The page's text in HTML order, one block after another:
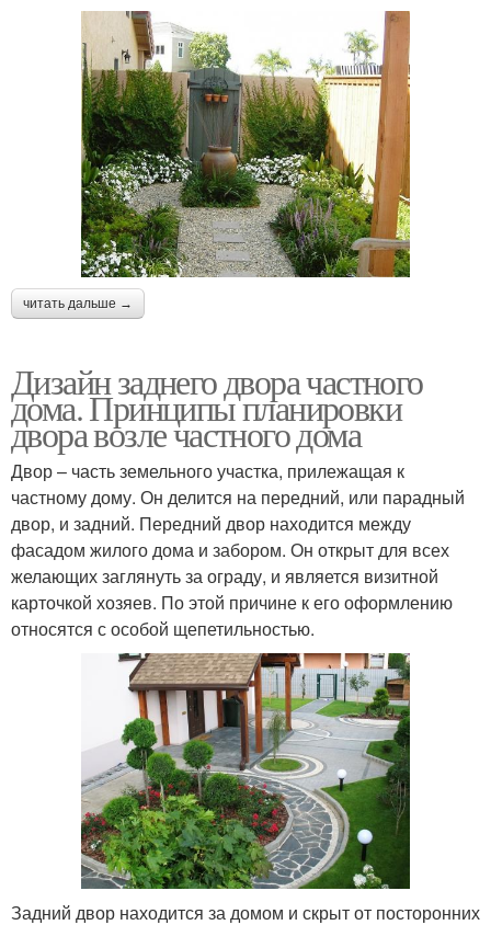
читать дальше →
Дизайн заднего двора частного
дома. Принципы планировки
двора возле частного дома
Двор – часть земельного участка, прилежащая к
частному дому. Он делится на передний, или парадный
двор, и задний. Передний двор находится между
фасадом жилого дома и забором. Он открыт для всех
желающих заглянуть за ограду, и является визитной
карточкой хозяев. По этой причине к его оформлению
относятся с особой щепетильностью.
Задний двор находится за домом и скрыт от посторонних